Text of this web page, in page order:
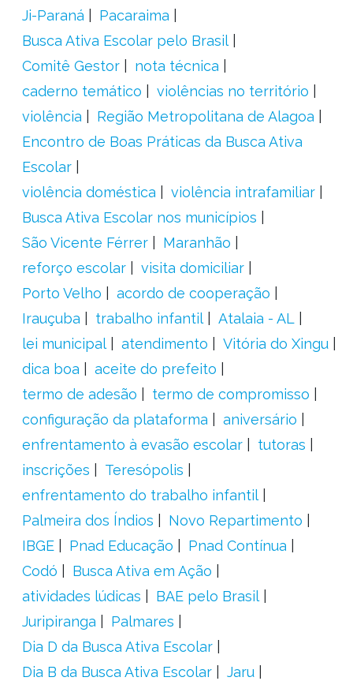
Ji-Paraná
Pacaraima
Busca Ativa Escolar pelo Brasil
Comitê Gestor
nota técnica
caderno temático
violências no território
violência
Região Metropolitana de Alagoa
Encontro de Boas Práticas da Busca Ativa
Escolar
violência doméstica
violência intrafamiliar
Busca Ativa Escolar nos municípios
São Vicente Férrer
Maranhão
reforço escolar
visita domiciliar
Porto Velho
acordo de cooperação
Irauçuba
trabalho infantil
Atalaia - AL
lei municipal
atendimento
Vitória do Xingu
dica boa
aceite do prefeito
termo de adesão
termo de compromisso
configuração da plataforma
aniversário
enfrentamento à evasão escolar
tutoras
inscrições
Teresópolis
enfrentamento do trabalho infantil
Palmeira dos Índios
Novo Repartimento
IBGE
Pnad Educação
Pnad Contínua
Codó
Busca Ativa em Ação
atividades lúdicas
BAE pelo Brasil
Juripiranga
Palmares
Dia D da Busca Ativa Escolar
Dia B da Busca Ativa Escolar
Jaru